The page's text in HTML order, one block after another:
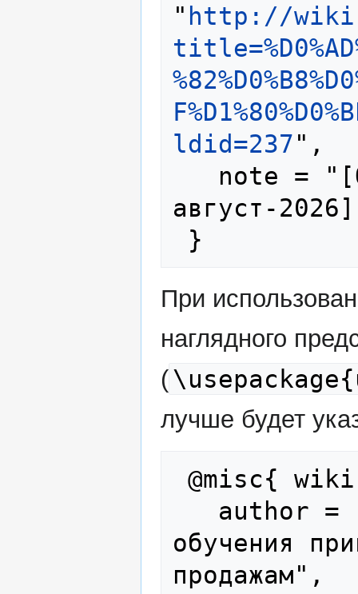
" http://
ldid=237",
август-
При
наглядного
(
лучше будет
обучения
продажам",